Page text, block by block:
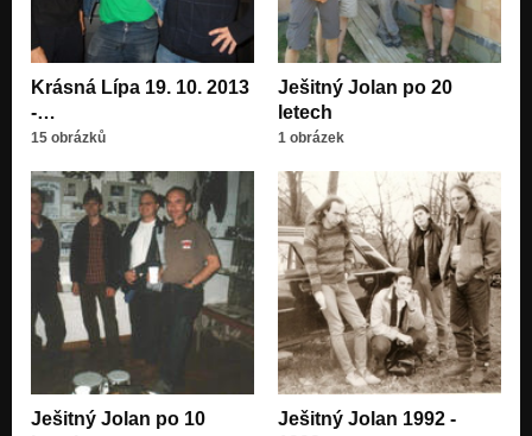
Krásná Lípa 19. 10. 2013
-…
15 obrázků
Ješitný Jolan po 20
letech
1 obrázek
Ješitný Jolan po 10
Ješitný Jolan 1992 -